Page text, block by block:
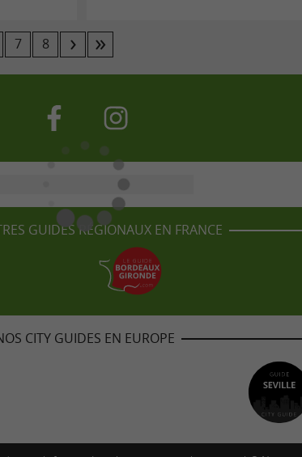
7 8
GUIDES RÉGIONAUX EN FRANCE
CITY GUIDES EN EUROPE